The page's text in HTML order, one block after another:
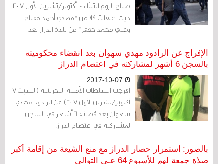
صباح اليوم الثلثاء 10 أكتوبر/تشرين الأول 2017،
حيث اعتقلت كلا من "مهدي أحمد مفتاح
وعلي محمد جعفر" من بلدة الدراز بعد
مداهمة منزليهما بالقوة.
الإفراج عن الرادود مهدي سهوان بعد انقضاء محكوميته
بالسجن 6 أشهر لمشاركته في اعتصام الدراز
أفرجت السلطات الأمنية البحرينية (السبت 7
أكتوبر/تشرين الأول 2017) عن الرادود مهدي
سهوان بعد قضائه 6 أشهر في السجن
لمشاركته في اعتصام الدراز.
بالصور: استمرار حصار الدراز مع منع الشيعة من إقامة أكبر
صلاة جمعة لهم للأسبوع 64 على التوالي